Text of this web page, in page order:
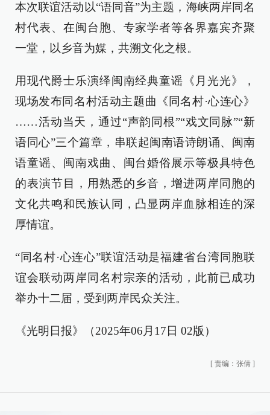
本次联谊活动以“语同音”为主题，海峡两岸同名
村代表、在闽台胞、专家学者等各界嘉宾齐聚
一堂，以乡音为媒，共溯文化之根。
用现代爵士乐演绎闽南经典童谣《月光光》，
现场发布同名村活动主题曲《同名村·心连心》
……活动当天，通过“声韵同根”“戏文同脉”“新
语同心”三个篇章，串联起闽南语诗朗诵、闽南
语童谣、闽南戏曲、闽台婚俗展示等极具特色
的表演节目，用熟悉的乡音，增进两岸同胞的
文化共鸣和民族认同，凸显两岸血脉相连的深
厚情谊。
“同名村·心连心”联谊活动是福建省台湾同胞联
谊会联动两岸同名村宗亲的活动，此前已成功
举办十二届，受到两岸民众关注。
《光明日报》（2025年06月17日 02版）
[ 责编：张倩 ]